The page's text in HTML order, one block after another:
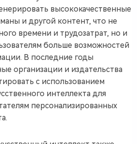
высококачественные
и другой контент, что не
времени и трудозатрат, но и
больше возможностей
В последние годы
организации и издательства
с использованием
интеллекта для
персонализированных